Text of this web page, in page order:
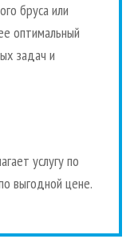
бруса или
оптимальный
задач и
услугу по
выгодной цене.